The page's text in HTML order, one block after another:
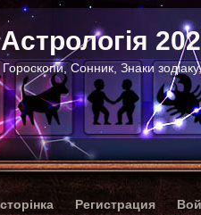
Астрологія
Гороскопи, Сонник, Знаки
Регистрация